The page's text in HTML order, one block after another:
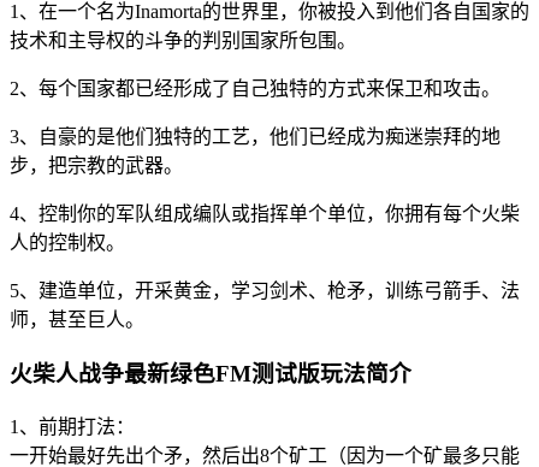
1、在一个名为Inamorta的世界里，你被投入到他们各自国家的
技术和主导权的斗争的判别国家所包围。
2、每个国家都已经形成了自己独特的方式来保卫和攻击。
3、自豪的是他们独特的工艺，他们已经成为痴迷崇拜的地
步，把宗教的武器。
4、控制你的军队组成编队或指挥单个单位，你拥有每个火柴
人的控制权。
5、建造单位，开采黄金，学习剑术、枪矛，训练弓箭手、法
师，甚至巨人。
火柴人战争最新绿色FM测试版玩法简介
1、前期打法：
一开始最好先出个矛，然后出8个矿工（因为一个矿最多只能